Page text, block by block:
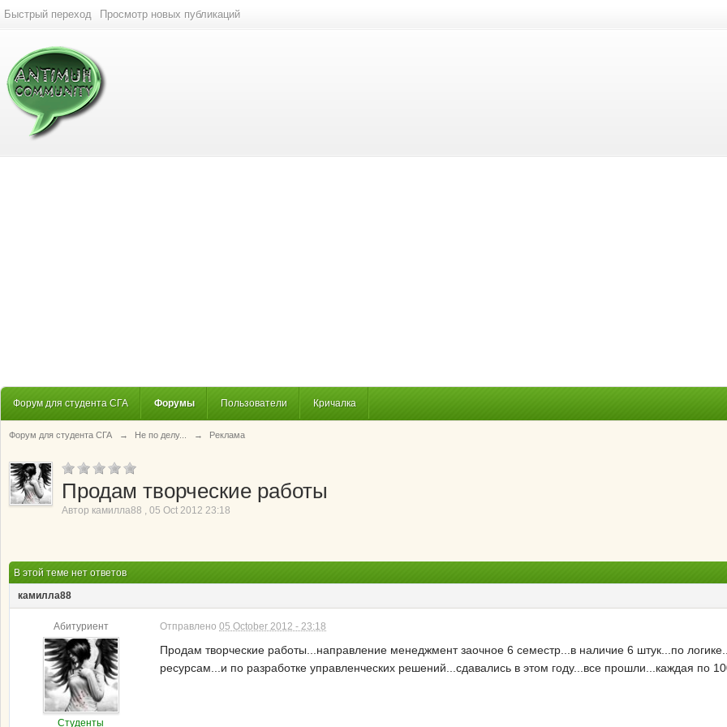
Быстрый переход Просмотр новых публикаций
Форум для студента СГА Форумы Пользователи Кричалка
Форум для студента СГА → Не по делу... → Реклама
Продам творческие работы
Автор камилла88 , 05 Oct 2012 23:18
В этой теме нет ответов
камилла88
Абитуриент
Студенты
Отправлено 05 October 2012 - 23:18
Продам творческие работы...направление менеджмент заочное 6 семестр...в наличие 6 штук...по
ресурсам...и по разработке управленческих решений...сдавались в этом году...все прошли...каждая по